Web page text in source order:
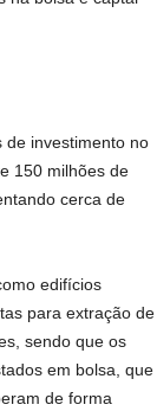
de investimento no
150 milhões de
cerca de
edifícios
para extração de
sendo que os
em bolsa, que
de forma